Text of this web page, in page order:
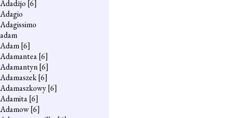
Adadżjo [6]
Adagio
Adagissimo
adam
Adam[6]
Adamantea[6]
Adamantyn[6]
Adamaszek[6]
Adamaszkowy[6]
Adamita[6]
Adamow[6]